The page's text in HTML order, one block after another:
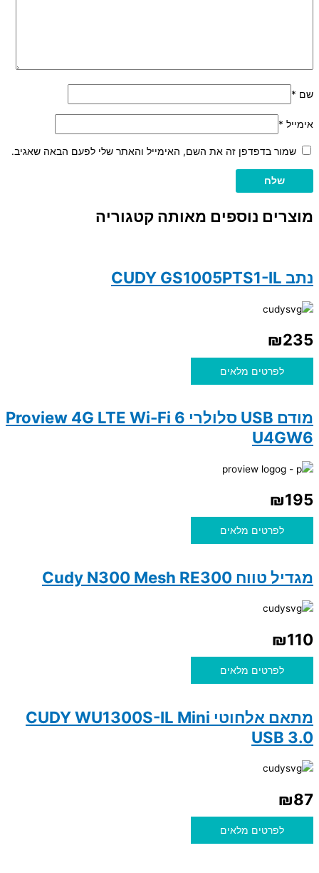
שם *
אימייל *
שמור בדפדפן זה את השם, האימייל והאתר שלי לפעם הבאה שאגיב.
מוצרים נוספים מאותה קטגוריה
נתב CUDY GS1005PTS1-IL
₪235
לפרטים מלאים
מודם USB סלולרי Proview 4G LTE Wi-Fi 6
U4GW6
₪195
לפרטים מלאים
מגדיל טווח Cudy N300 Mesh RE300
₪110
לפרטים מלאים
מתאם אלחוטי CUDY WU1300S-IL Mini
USB 3.0
₪87
לפרטים מלאים